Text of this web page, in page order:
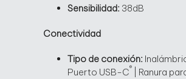
Sensibilidad: 38dB
Conectividad
Tipo de conexión:
Puerto USB-C®
| Ranura